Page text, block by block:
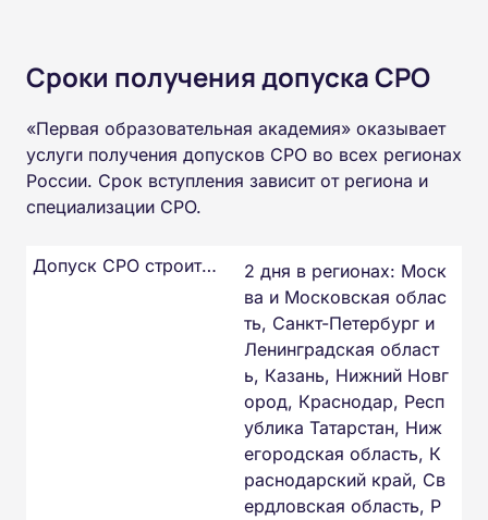
Сроки получения допуска СРО
«Первая образовательная академия» оказывает
услуги получения допусков СРО во всех регионах
России. Срок вступления зависит от региона и
специализации СРО.
2 дня в регионах: Моск
ва и Московская облас
ть, Санкт-Петербург и
Ленинградская област
ь, Казань, Нижний Новг
ород, Краснодар, Респ
ублика Татарстан, Ниж
егородская область, К
раснодарский край, Св
ердловская область, Р
Допуск СРО строителей